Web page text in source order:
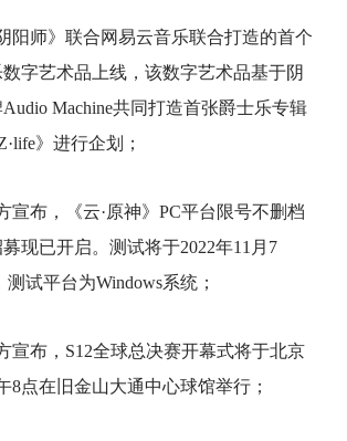
阳师》联合网易云音乐联合打造的首个
字艺术品上线，该数字艺术品基于阴
Machine共同打造首张爵士乐专辑
》进行企划；
宣布，《云·原神》PC平台限号不删档
现已开启。测试将于2022年11月7
测试平台为Windows系统；
宣布，S12全球总决赛开幕式将于北京
8点在旧金山大通中心球馆举行；